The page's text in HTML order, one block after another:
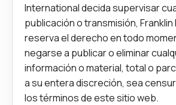
International decida supervisar
publicación o transmisión,
reserva el derecho en todo
negarse a publicar o eliminar
información o material, total o
a su entera discreción, sea
los términos de este sitio web.